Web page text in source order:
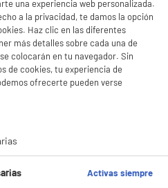
y Accesorios
gaming
productItem__availability-
change-btn
a ELECTRO
tras tu consentimiento, ELECTRO DEPOT
tus datos personales para:
preferencias
personalizadas
en las redes sociales
Consulta la política de cookies.
una experiencia web personalizada.
a la privacidad, te damos la opción
Haz clic en las diferentes
más detalles sobre cada una de
colocarán en tu navegador. Sin
de cookies, tu experiencia de
ofrecerte pueden verse
Activas siempre